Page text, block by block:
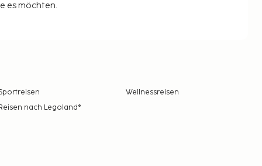
es möchten.
Wellnessreisen
nach Legoland®